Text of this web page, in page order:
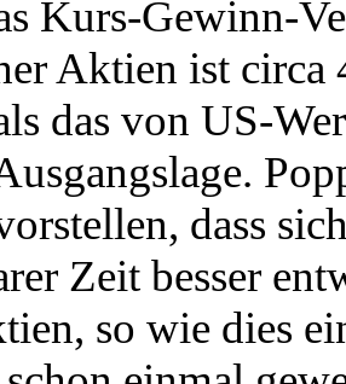
Kurs-Gewinn-
Aktien ist circa
das von US-
dass
Zeit besser
so wie dies